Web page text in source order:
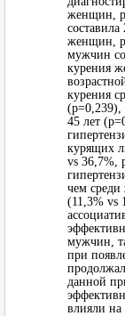
женщин,
женщин,
мужчин
курения
курения
(p=0,239),
45 лет
курящих
vs 36,7%,
чем среди
(11,3% vs
мужчин,
при
данной
влияли